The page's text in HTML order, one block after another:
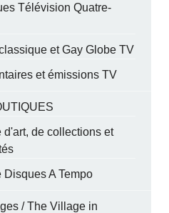
Télévision Quatre-
et Gay Globe TV
et émissions TV
d'art, de collections et
Disques A Tempo
/ The Village in